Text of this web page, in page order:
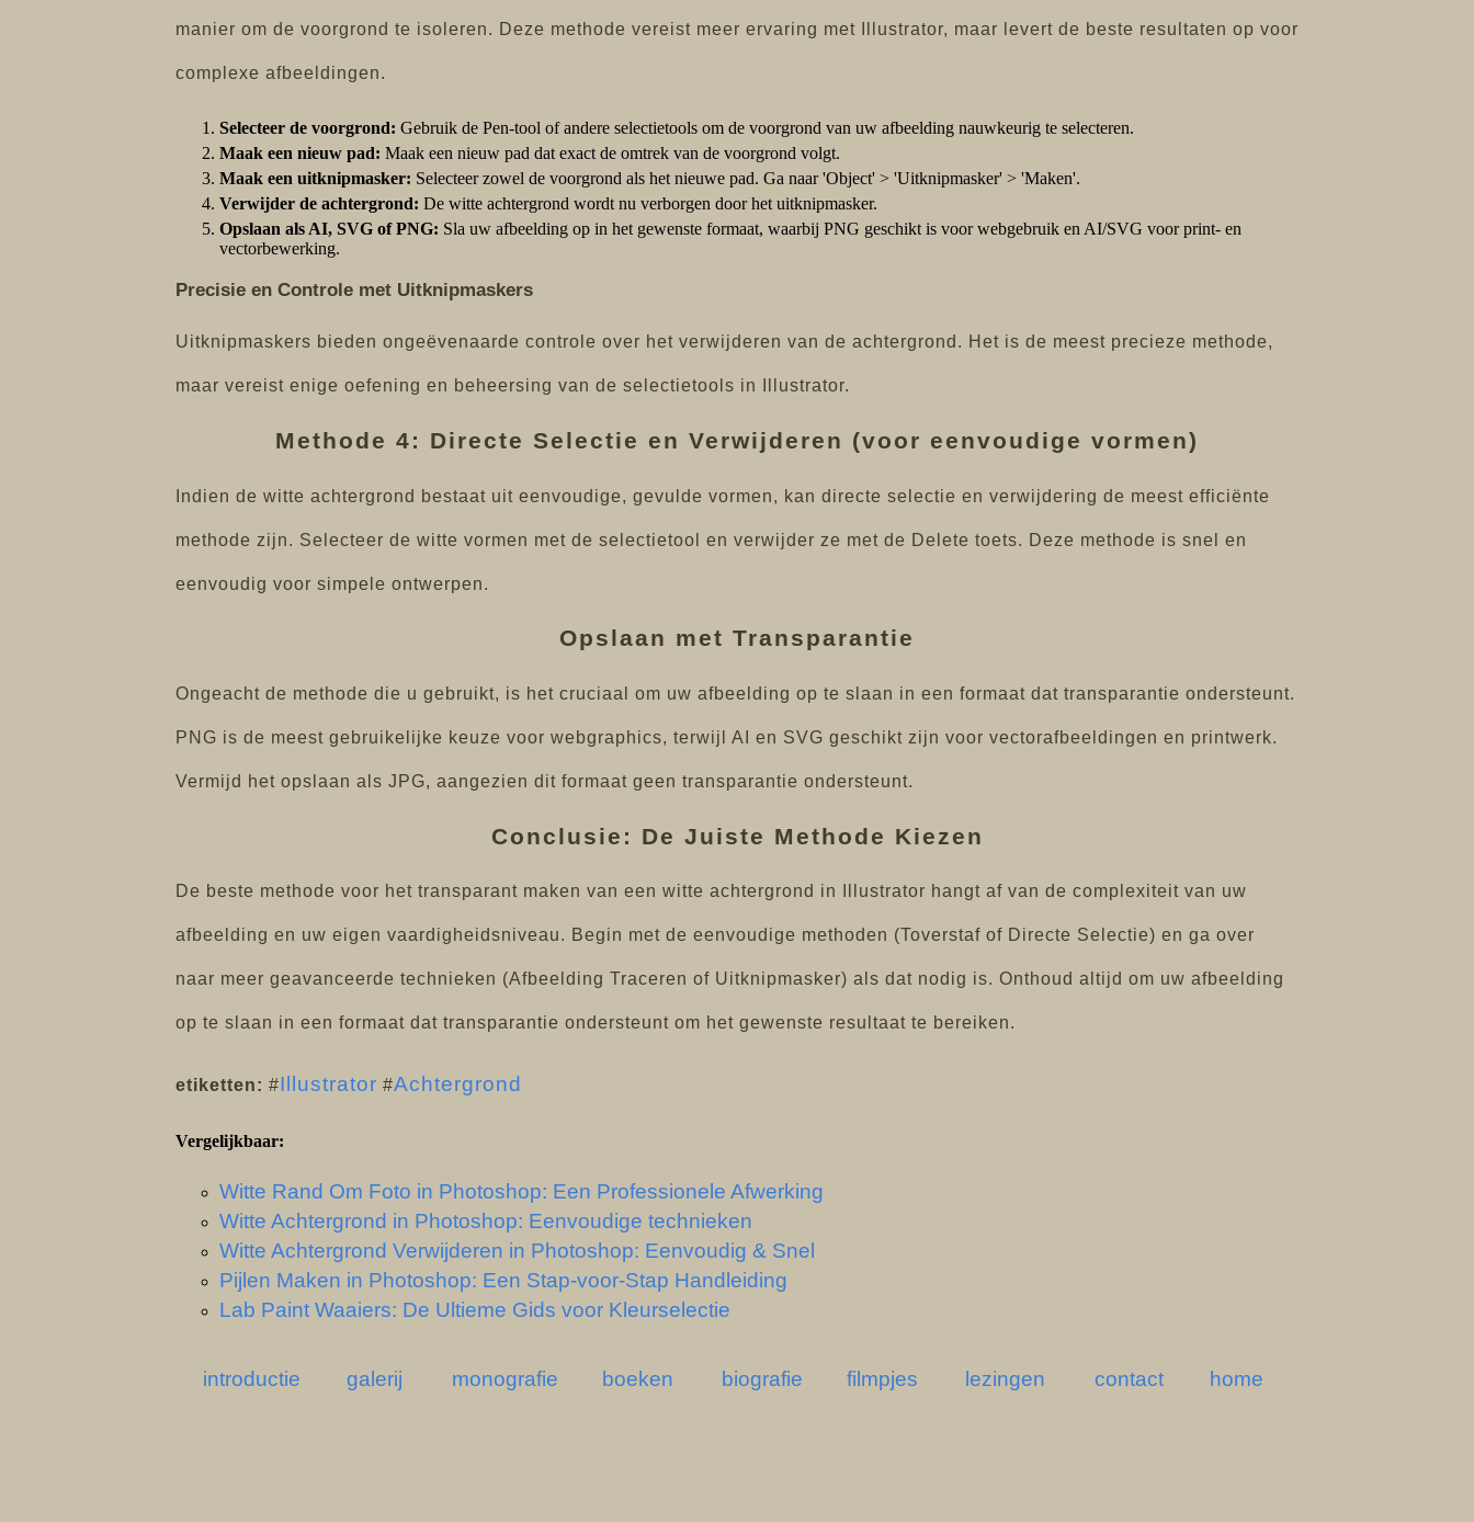
manier om de voorgrond te isoleren. Deze methode vereist meer ervaring met Illustrator, maar levert de beste resultaten op voor
complexe afbeeldingen.
Selecteer de voorgrond: Gebruik de Pen-tool of andere selectietools om de voorgrond van uw afbeelding nauwkeurig te selecteren.
Maak een nieuw pad: Maak een nieuw pad dat exact de omtrek van de voorgrond volgt.
Maak een uitknipmasker: Selecteer zowel de voorgrond als het nieuwe pad. Ga naar 'Object' > 'Uitknipmasker' > 'Maken'.
Verwijder de achtergrond: De witte achtergrond wordt nu verborgen door het uitknipmasker.
Opslaan als AI, SVG of PNG: Sla uw afbeelding op in het gewenste formaat, waarbij PNG geschikt is voor webgebruik en AI/SVG voor print- en
vectorbewerking.
Precisie en Controle met Uitknipmaskers
Uitknipmaskers bieden ongeëvenaarde controle over het verwijderen van de achtergrond. Het is de meest precieze methode,
maar vereist enige oefening en beheersing van de selectietools in Illustrator.
Methode 4: Directe Selectie en Verwijderen (voor eenvoudige vormen)
Indien de witte achtergrond bestaat uit eenvoudige, gevulde vormen, kan directe selectie en verwijdering de meest efficiënte
methode zijn. Selecteer de witte vormen met de selectietool en verwijder ze met de Delete toets. Deze methode is snel en
eenvoudig voor simpele ontwerpen.
Opslaan met Transparantie
Ongeacht de methode die u gebruikt, is het cruciaal om uw afbeelding op te slaan in een formaat dat transparantie ondersteunt.
PNG is de meest gebruikelijke keuze voor webgraphics, terwijl AI en SVG geschikt zijn voor vectorafbeeldingen en printwerk.
Vermijd het opslaan als JPG, aangezien dit formaat geen transparantie ondersteunt.
Conclusie: De Juiste Methode Kiezen
De beste methode voor het transparant maken van een witte achtergrond in Illustrator hangt af van de complexiteit van uw
afbeelding en uw eigen vaardigheidsniveau. Begin met de eenvoudige methoden (Toverstaf of Directe Selectie) en ga over
naar meer geavanceerde technieken (Afbeelding Traceren of Uitknipmasker) als dat nodig is. Onthoud altijd om uw afbeelding
op te slaan in een formaat dat transparantie ondersteunt om het gewenste resultaat te bereiken.
etiketten: #Illustrator #Achtergrond
Vergelijkbaar:
Witte Rand Om Foto in Photoshop: Een Professionele Afwerking
Witte Achtergrond in Photoshop: Eenvoudige technieken
Witte Achtergrond Verwijderen in Photoshop: Eenvoudig & Snel
Pijlen Maken in Photoshop: Een Stap-voor-Stap Handleiding
Lab Paint Waaiers: De Ultieme Gids voor Kleurselectie
introductie galerij monografie boeken biografie filmpjes lezingen contact home